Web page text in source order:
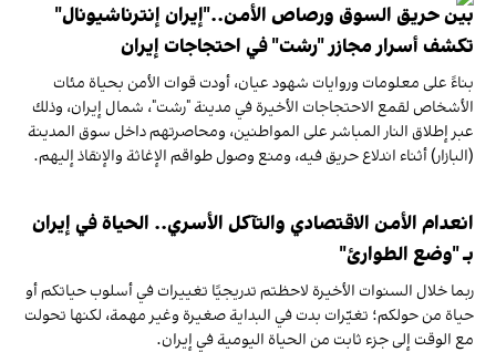
بين حريق السوق ورصاص الأمن.."إيران إنترناشيونال"
تكشف أسرار مجازر "رشت" في احتجاجات إيران
بناءً على معلومات وروايات شهود عيان، أودت قوات الأمن بحياة مئات
الأشخاص لقمع الاحتجاجات الأخيرة في مدينة "رشت"، شمال إيران، وذلك
عبر إطلاق النار المباشر على المواطنين، ومحاصرتهم داخل سوق المدينة
(البازار) أثناء اندلاع حريق فيه، ومنع وصول طواقم الإغاثة والإنقاذ إليهم.
انعدام الأمن الاقتصادي والتآكل الأسري.. الحياة في إيران
بـ "وضع الطوارئ"
ربما خلال السنوات الأخيرة لاحظتم تدريجيًا تغييرات في أسلوب حياتكم أو
حياة من حولكم؛ تغيّرات بدت في البداية صغيرة وغير مهمة، لكنها تحولت
مع الوقت إلى جزء ثابت من الحياة اليومية في إيران.